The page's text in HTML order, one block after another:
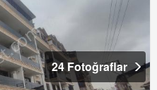
24 Fotoğraflar